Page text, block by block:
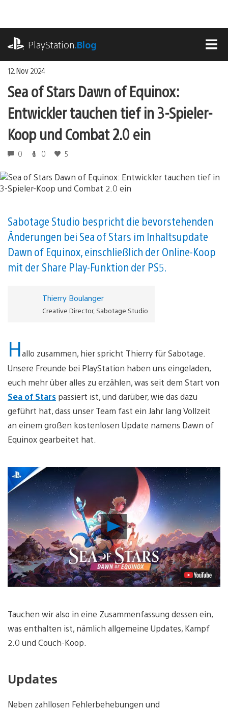
springen
PlayStation.Blog
12. Nov 2024
Sea of ​​Stars Dawn of Equinox:
Entwickler tauchen tief in 3-Spieler-
Koop und Combat 2.0 ein
0 0 5
Sabotage Studio bespricht die bevorstehenden
Änderungen bei Sea of ​​Stars im Inhaltsupdate
Dawn of Equinox, einschließlich der Online-Koop
mit der Share Play-Funktion der PS5.
Thierry Boulanger
Creative Director, Sabotage Studio
Hallo zusammen, hier spricht Thierry für Sabotage.
Unsere Freunde bei PlayStation haben uns eingeladen,
euch mehr über alles zu erzählen, was seit dem Start von
Sea of ​​Stars passiert ist, und darüber, wie das dazu
geführt hat, dass unser Team fast ein Jahr lang Vollzeit
an einem großen kostenlosen Update namens Dawn of
Equinox gearbeitet hat.
Video
abspielen
Tauchen wir also in eine Zusammenfassung dessen ein,
was enthalten ist, nämlich allgemeine Updates, Kampf
2.0 und Couch-Koop.
Updates
Neben zahllosen Fehlerbehebungen und